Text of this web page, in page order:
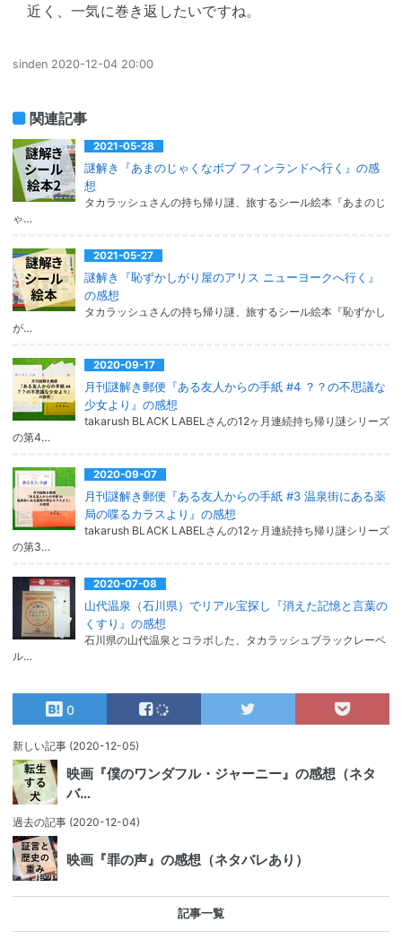
近く、一気に巻き返したいですね。
sinden 2020-12-04 20:00
関連記事
2021-05-28
謎解き『あまのじゃくなボブ フィンランドへ行く』の感
想
タカラッシュさんの持ち帰り謎、旅するシール絵本『あまのじ
ゃ…
2021-05-27
謎解き『恥ずかしがり屋のアリス ニューヨークへ行く』
の感想
タカラッシュさんの持ち帰り謎、旅するシール絵本『恥ずかし
が…
2020-09-17
月刊謎解き郵便『ある友人からの手紙 #4 ？？の不思議な
少女より』の感想
takarush BLACK LABELさんの12ヶ月連続持ち帰り謎シリーズ
の第4…
2020-09-07
月刊謎解き郵便『ある友人からの手紙 #3 温泉街にある薬
局の喋るカラスより』の感想
takarush BLACK LABELさんの12ヶ月連続持ち帰り謎シリーズ
の第3…
2020-07-08
山代温泉（石川県）でリアル宝探し『消えた記憶と言葉の
くすり』の感想
石川県の山代温泉とコラボした、タカラッシュブラックレーベ
ル…
0
新しい記事 (2020-12-05)
映画『僕のワンダフル・ジャーニー』の感想（ネタ
バ…
過去の記事 (2020-12-04)
映画『罪の声』の感想（ネタバレあり）
記事一覧